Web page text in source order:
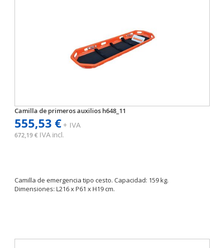
Camilla de primeros auxilios h648_11
555,53 €+ IVA
672,19 € IVA incl.
Camilla de emergencia tipo cesto. Capacidad: 159 kg.
Dimensiones: L216 x P61 x H19 cm.